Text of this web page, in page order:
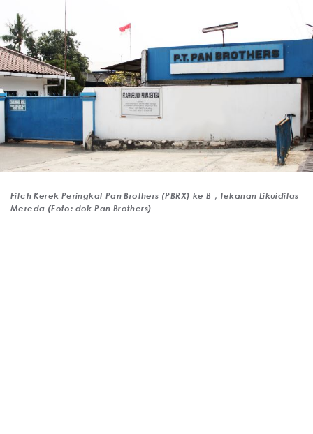
Fitch Kerek Peringkat Pan Brothers (PBRX) ke B-, Tekanan Likuiditas
Mereda (Foto: dok Pan Brothers)